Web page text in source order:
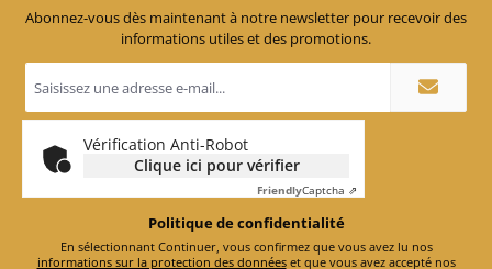
Abonnez-vous dès maintenant à notre newsletter pour recevoir des
informations utiles et des promotions.
e-
mail
*
Vérification Anti-Robot
Clique ici pour vérifier
FriendlyCaptcha ⇗
Politique de confidentialité
En sélectionnant Continuer, vous confirmez que vous avez lu nos
informations sur la protection des données
et que vous avez accepté nos